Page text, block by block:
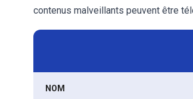
contenus malveillants peuvent être
NOM